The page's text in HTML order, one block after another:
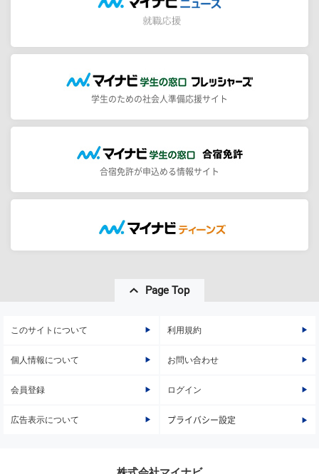
学生のための社会人準備応援サイト
合宿免許が申込める情報サイト
Page Top
このサイトについて 利用規約
個人情報について お問い合わせ
会員登録 ログイン
広告表示について プライバシー設定